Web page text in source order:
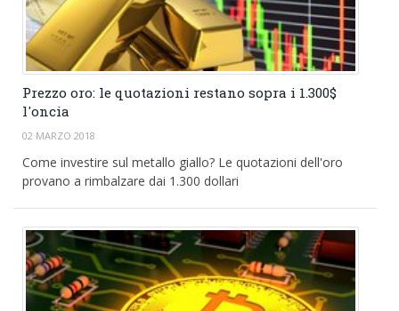
Prezzo oro: le quotazioni restano sopra i 1.300$
l'oncia
02 MARZO 2018
Come investire sul metallo giallo? Le quotazioni dell'oro
provano a rimbalzare dai 1.300 dollari